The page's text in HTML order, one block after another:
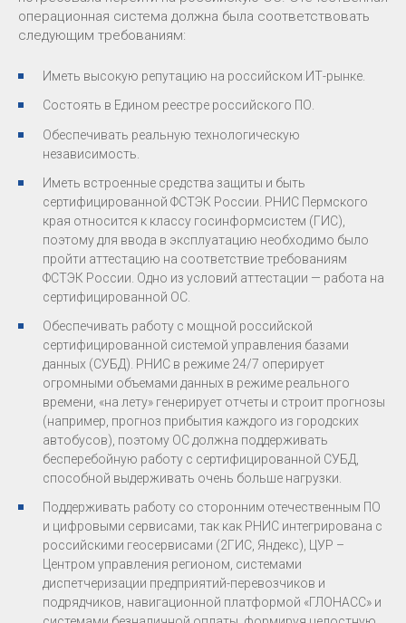
операционная система должна была соответствовать
следующим требованиям:
Иметь высокую репутацию на российском ИТ-рынке.
Состоять в Едином реестре российского ПО.
Обеспечивать реальную технологическую
независимость.
Иметь встроенные средства защиты и быть
сертифицированной ФСТЭК России. РНИС Пермского
края относится к классу госинформсистем (ГИС),
поэтому для ввода в эксплуатацию необходимо было
пройти аттестацию на соответствие требованиям
ФСТЭК России. Одно из условий аттестации — работа на
сертифицированной ОС.
Обеспечивать работу с мощной российской
сертифицированной системой управления базами
данных (СУБД). РНИС в режиме 24/7 оперирует
огромными объемами данных в режиме реального
времени, «на лету» генерирует отчеты и строит прогнозы
(например, прогноз прибытия каждого из городских
автобусов), поэтому ОС должна поддерживать
бесперебойную работу с сертифицированной СУБД,
способной выдерживать очень больше нагрузки.
Поддерживать работу со сторонним отечественным ПО
и цифровыми сервисами, так как РНИС интегрирована с
российскими геосервисами (2ГИС, Яндекс), ЦУР –
Центром управления регионом, системами
диспетчеризации предприятий-перевозчиков и
подрядчиков, навигационной платформой «ГЛОНАСС» и